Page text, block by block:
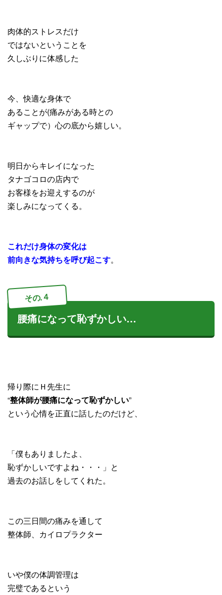
肉体的ストレスだけ
ではないということを
久しぶりに体感した
今、快適な身体で
あることが(痛みがある時との
ギャップで）心の底から嬉しい。
明日からキレイになった
タナゴコロの店内で
お客様をお迎えするのが
楽しみになってくる。
これだけ身体の変化は
前向きな気持ちを呼び起こす。
その.４
腰痛になって恥ずかしい…
帰り際にＨ先生に
“整体師が腰痛になって恥ずかしい”
という心情を正直に話したのだけど、
「僕もありましたよ、
恥ずかしいですよね・・・ 」と
過去のお話しをしてくれた。
この三日間の痛みを通して
整体師、カイロプラクター
いや僕の体調管理は
完璧であるという